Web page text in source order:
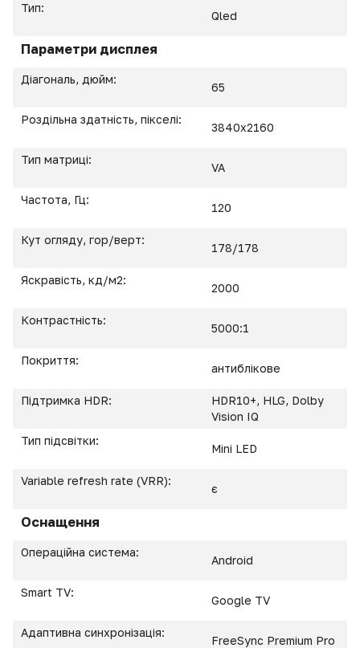
Тип:
Qled
Параметри дисплея
Діагональ, дюйм:
65
Роздільна здатність, пікселі:
3840x2160
Тип матриці:
VA
Частота, Гц:
120
Кут огляду, гор/верт:
178/178
Яскравість, кд/м2:
2000
Контрастність:
5000:1
Покриття:
антиблікове
Підтримка HDR:
HDR10+, HLG, Dolby
Vision IQ
Тип підсвітки:
Mini LED
Variable refresh rate (VRR):
є
Оснащення
Операційна система:
Android
Smart TV:
Google TV
Адаптивна синхронізація:
FreeSync Premium Pro